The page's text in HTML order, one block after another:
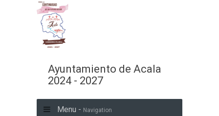
Ayuntamiento de Acala
2024 - 2027
Menu - Navigation